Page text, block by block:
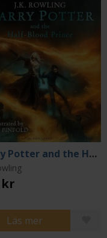
Harry Potter and the Half-Blood Prince (Illustrated Edition)
kr
Läs mer